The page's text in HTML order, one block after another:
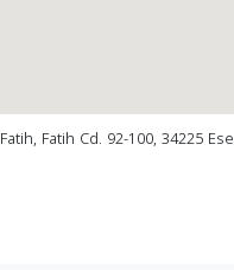
Fatih, Fatih Cd. 92-100, 34225